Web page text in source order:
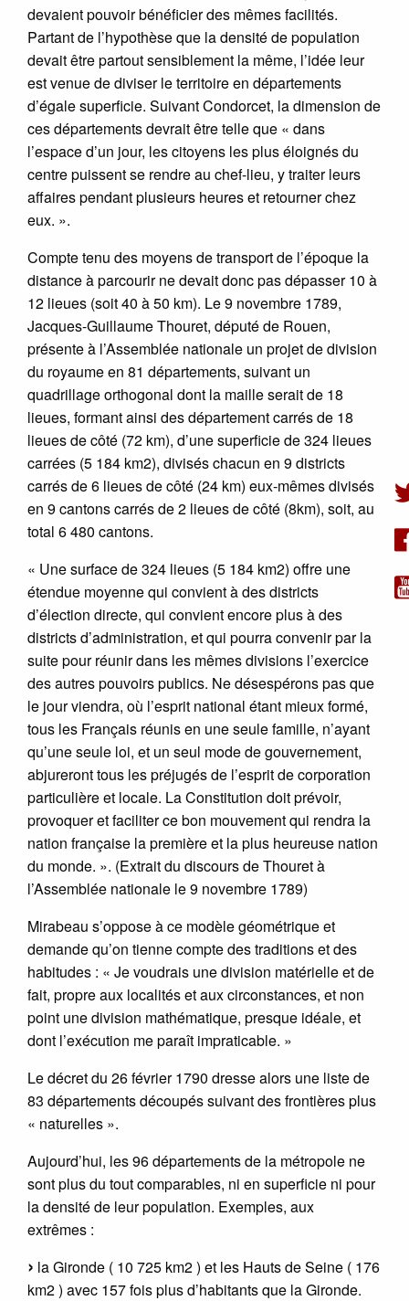
devaient pouvoir bénéficier des mêmes facilités.
Partant de l’hypothèse que la densité de population
devait être partout sensiblement la même, l’idée leur
est venue de diviser le territoire en départements
d’égale superficie. Suivant Condorcet, la dimension de
ces départements devrait être telle que « dans
l’espace d’un jour, les citoyens les plus éloignés du
centre puissent se rendre au chef-lieu, y traiter leurs
affaires pendant plusieurs heures et retourner chez
eux. ».
Compte tenu des moyens de transport de l’époque la
distance à parcourir ne devait donc pas dépasser 10 à
12 lieues (soit 40 à 50 km). Le 9 novembre 1789,
Jacques-Guillaume Thouret, député de Rouen,
présente à l’Assemblée nationale un projet de division
du royaume en 81 départements, suivant un
quadrillage orthogonal dont la maille serait de 18
lieues, formant ainsi des département carrés de 18
lieues de côté (72 km), d’une superficie de 324 lieues
carrées (5 184 km2), divisés chacun en 9 districts
carrés de 6 lieues de côté (24 km) eux-mêmes divisés
en 9 cantons carrés de 2 lieues de côté (8km), soit, au
total 6 480 cantons.
« Une surface de 324 lieues (5 184 km2) offre une
étendue moyenne qui convient à des districts
d’élection directe, qui convient encore plus à des
districts d’administration, et qui pourra convenir par la
suite pour réunir dans les mêmes divisions l’exercice
des autres pouvoirs publics. Ne désespérons pas que
le jour viendra, où l’esprit national étant mieux formé,
tous les Français réunis en une seule famille, n’ayant
qu’une seule loi, et un seul mode de gouvernement,
abjureront tous les préjugés de l’esprit de corporation
particulière et locale. La Constitution doit prévoir,
provoquer et faciliter ce bon mouvement qui rendra la
nation française la première et la plus heureuse nation
du monde. ». (Extrait du discours de Thouret à
l’Assemblée nationale le 9 novembre 1789)
Mirabeau s’oppose à ce modèle géométrique et
demande qu’on tienne compte des traditions et des
habitudes : « Je voudrais une division matérielle et de
fait, propre aux localités et aux circonstances, et non
point une division mathématique, presque idéale, et
dont l’exécution me paraît impraticable. »
Le décret du 26 février 1790 dresse alors une liste de
83 départements découpés suivant des frontières plus
« naturelles ».
Aujourd’hui, les 96 départements de la métropole ne
sont plus du tout comparables, ni en superficie ni pour
la densité de leur population. Exemples, aux
extrêmes :
la Gironde ( 10 725 km2 ) et les Hauts de Seine ( 176
km2 ) avec 157 fois plus d’habitants que la Gironde.